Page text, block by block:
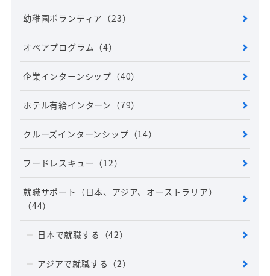
幼稚園ボランティア （23）
オペアプログラム （4）
企業インターンシップ （40）
ホテル有給インターン （79）
クルーズインターンシップ （14）
フードレスキュー （12）
就職サポート（日本、アジア、オーストラリア）
（44）
日本で就職する （42）
アジアで就職する （2）